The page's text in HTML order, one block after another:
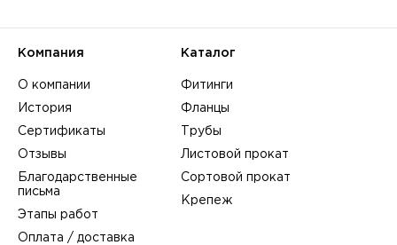
Компания
О компании
История
Сертификаты
Отзывы
Благодарственные
письма
Этапы работ
Оплата / доставка
Каталог
Фитинги
Фланцы
Трубы
Листовой прокат
Сортовой прокат
Крепеж